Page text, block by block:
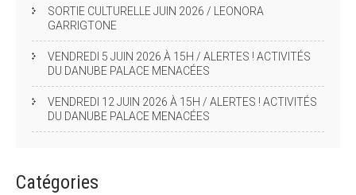
SORTIE CULTURELLE JUIN 2026 / LEONORA
GARRIGTONE
VENDREDI 5 JUIN 2026 À 15H / ALERTES ! ACTIVITÉS
DU DANUBE PALACE MENACÉES
VENDREDI 12 JUIN 2026 À 15H / ALERTES ! ACTIVITÉS
DU DANUBE PALACE MENACÉES
Catégories